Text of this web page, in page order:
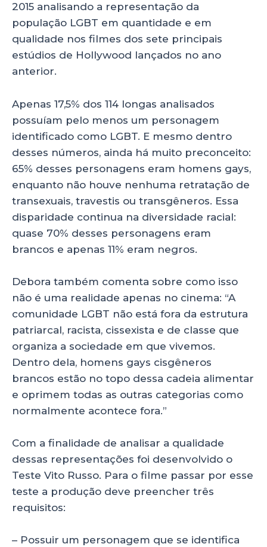
2015 analisando a representação da
população LGBT em quantidade e em
qualidade nos filmes dos sete principais
estúdios de Hollywood lançados no ano
anterior.
Apenas 17,5% dos 114 longas analisados
possuíam pelo menos um personagem
identificado como LGBT. E mesmo dentro
desses números, ainda há muito preconceito:
65% desses personagens eram homens gays,
enquanto não houve nenhuma retratação de
transexuais, travestis ou transgêneros. Essa
disparidade continua na diversidade racial:
quase 70% desses personagens eram
brancos e apenas 11% eram negros.
Debora também comenta sobre como isso
não é uma realidade apenas no cinema: “A
comunidade LGBT não está fora da estrutura
patriarcal, racista, cissexista e de classe que
organiza a sociedade em que vivemos.
Dentro dela, homens gays cisgêneros
brancos estão no topo dessa cadeia alimentar
e oprimem todas as outras categorias como
normalmente acontece fora.”
Com a finalidade de analisar a qualidade
dessas representações foi desenvolvido o
Teste Vito Russo. Para o filme passar por esse
teste a produção deve preencher três
requisitos:
– Possuir um personagem que se identifica